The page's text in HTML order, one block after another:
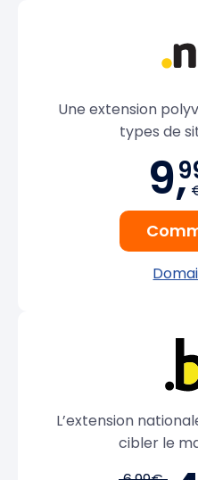
Une extension
types de
9,
L’extension
cibler le